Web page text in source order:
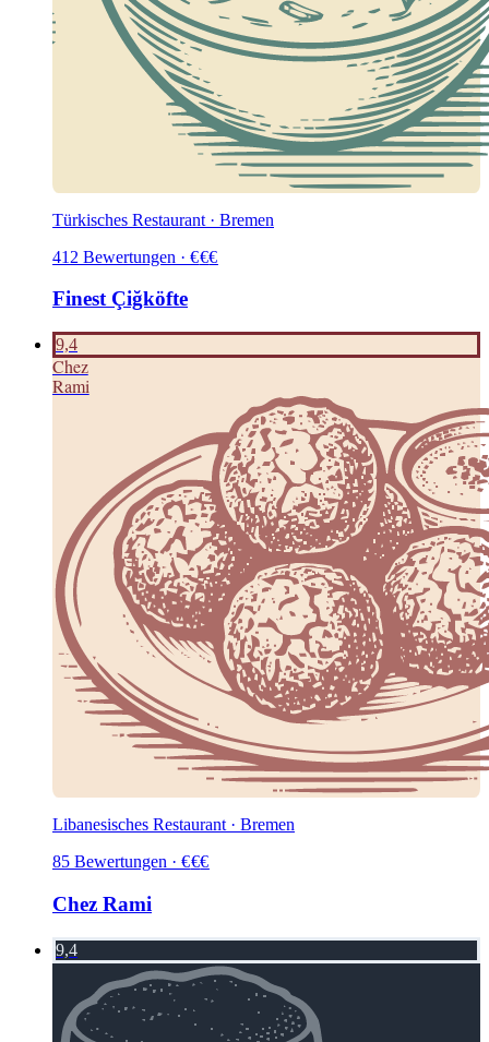
Türkisches Restaurant · Bremen
412 Bewertungen · €€€
Finest Çiğköfte
9,4
Chez
Rami
Libanesisches Restaurant · Bremen
85 Bewertungen · €€€
Chez Rami
9,4